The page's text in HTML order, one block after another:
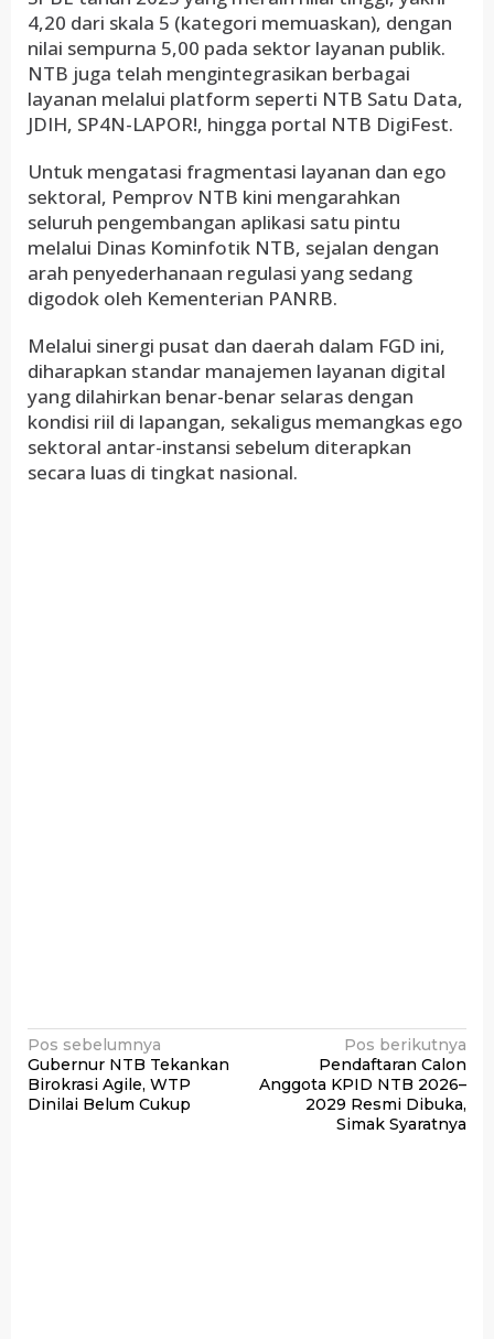
4,20 dari skala 5 (kategori memuaskan), dengan
nilai sempurna 5,00 pada sektor layanan publik.
NTB juga telah mengintegrasikan berbagai
layanan melalui platform seperti NTB Satu Data,
JDIH, SP4N-LAPOR!, hingga portal NTB DigiFest.
Untuk mengatasi fragmentasi layanan dan ego
sektoral, Pemprov NTB kini mengarahkan
seluruh pengembangan aplikasi satu pintu
melalui Dinas Kominfotik NTB, sejalan dengan
arah penyederhanaan regulasi yang sedang
digodok oleh Kementerian PANRB.
Melalui sinergi pusat dan daerah dalam FGD ini,
diharapkan standar manajemen layanan digital
yang dilahirkan benar-benar selaras dengan
kondisi riil di lapangan, sekaligus memangkas ego
sektoral antar-instansi sebelum diterapkan
secara luas di tingkat nasional.
Navigasi
pos
Pos sebelumnya
Gubernur NTB Tekankan
Birokrasi Agile, WTP
Dinilai Belum Cukup
Pos berikutnya
Pendaftaran Calon
Anggota KPID NTB 2026–
2029 Resmi Dibuka,
Simak Syaratnya